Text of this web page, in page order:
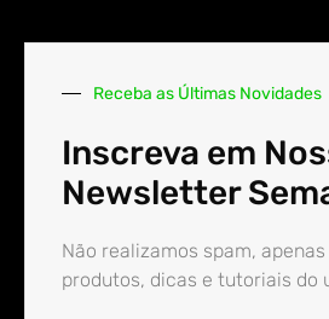
Receba as Últimas Novidades
Inscreva em
Newsletter
Não realizamos spam,
produtos, dicas e tutoriais do